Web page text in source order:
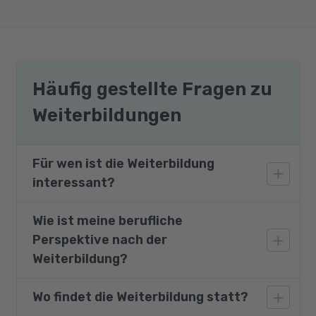
Häufig gestellte Fragen zu
Weiterbildungen
Für wen ist die Weiterbildung
interessant?
Geeignet für Personen aus pädagogischen
und sozialen Bereichen, die sich auf
Schulbegleitung mit Schwerpunkt Autismus
Mitarbeitende ohne oder mit
Wie ist meine berufliche
Perspektive nach der
Weiterbildung?
Schulbegleiter sind begehrt: Sie werden
Wo findet die Weiterbildung statt?